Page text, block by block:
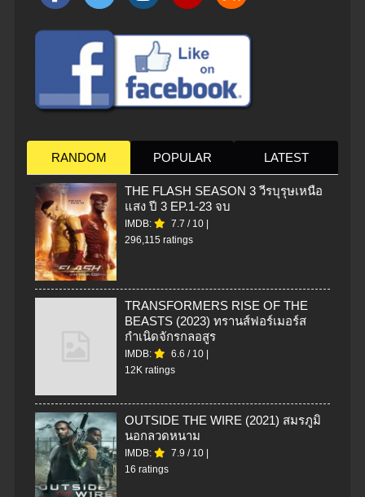
RANDOM POPULAR LATEST
THE FLASH SEASON 3 วีรบุรุษเหนือ
แสง ปี 3 EP.1-23 จบ
IMDB: 7.7 / 10
296,115 ratings
TRANSFORMERS RISE OF THE
BEASTS (2023) ทรานส์ฟอร์เมอร์ส
กำเนิดจักรกลอสูร
IMDB: 6.6 / 10
12K ratings
OUTSIDE THE WIRE (2021) สมรภูมิ
นอกลวดหนาม
IMDB: 7.9 / 10
16 ratings